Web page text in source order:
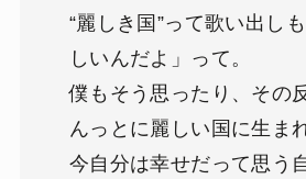
“麗しき国”って歌い出し
しいんだよ」って。
僕もそう思ったり、その
んっとに麗しい国に生ま
今自分は幸せだって思う